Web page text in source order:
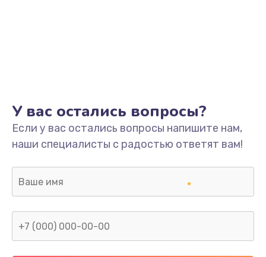
У вас остались вопросы?
Если у вас остались вопросы напишите нам,
наши специалисты с радостью ответят вам!